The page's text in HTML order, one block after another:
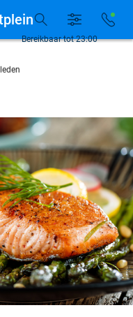
Bereikbaar tot 23:00